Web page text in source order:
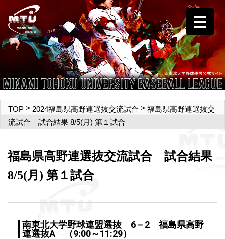
TOP > 2024福島県高野連選抜交流試合 > 福島県高野連選抜交
流試合 試合結果 8/5(月) 第１試合
福島県高野連選抜交流試合 試合結果
8/5(月) 第１試合
南東北大学野球連盟選抜 6－2 福島県高野
連選抜A （9:00～11:29）